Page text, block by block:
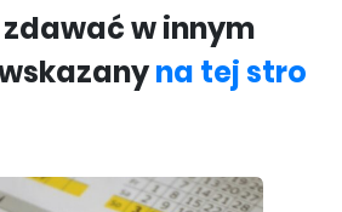
zdawać w innym
na tej stro